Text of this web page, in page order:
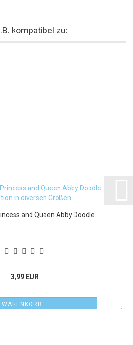
kompatibel zu:
and Queen Abby Doodle...
3,99 EUR
WARENKORB